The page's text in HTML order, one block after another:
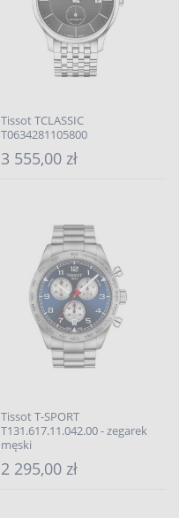
Tissot TCLASSIC
T0634281105800
3 555,00 zł
Tissot T-SPORT
T131.617.11.042.00 - zegarek
męski
2 295,00 zł